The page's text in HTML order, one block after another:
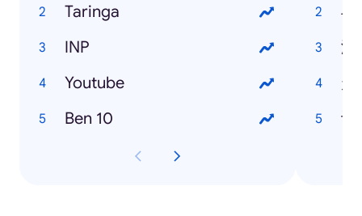
Taringa
INP
Youtube
Ben 10
斗
潜
走
许